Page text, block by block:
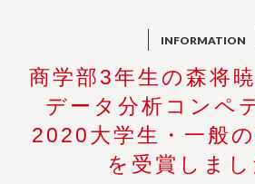
商学部3年生の森将
データ分析コンペ
2020大学生・一般
を受賞しまし